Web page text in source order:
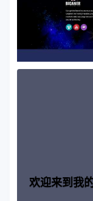
欢迎来到我